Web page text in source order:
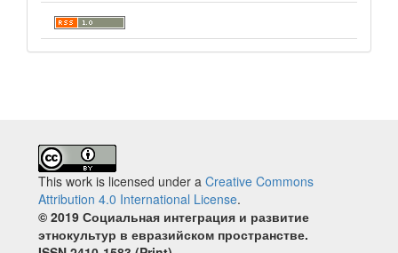
This work is licensed under a Creative Commons
Attribution 4.0 International License.
© 2019 Социальная интеграция и развитие
этнокультур в евразийском пространстве.